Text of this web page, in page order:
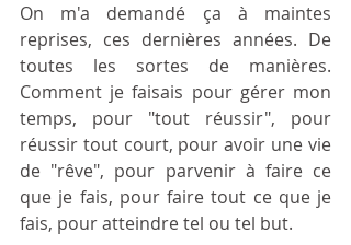
On m'a demandé ça à maintes
reprises, ces dernières années. De
toutes les sortes de manières.
Comment je faisais pour gérer mon
temps, pour "tout réussir", pour
réussir tout court, pour avoir une vie
de "rêve", pour parvenir à faire ce
que je fais, pour faire tout ce que je
fais, pour atteindre tel ou tel but.